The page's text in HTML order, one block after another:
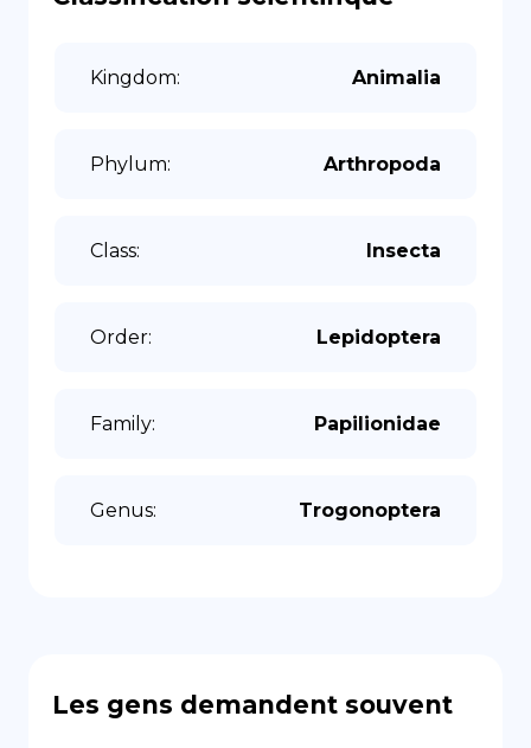
Kingdom: Animalia
Phylum: Arthropoda
Class: Insecta
Order: Lepidoptera
Family: Papilionidae
Genus: Trogonoptera
Les gens demandent souvent